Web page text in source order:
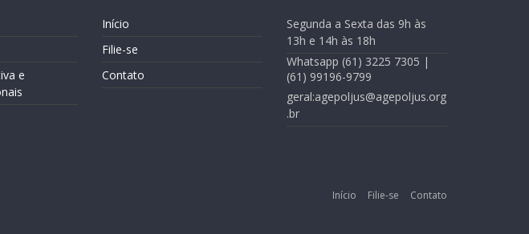
e
Início
Filie-se
Contato
Segunda a Sexta das 9h às
13h e 14h às 18h
Whatsapp (61) 3225 7305 |
(61) 99196-9799
geral:agepoljus@agepoljus.org
.br
Início Filie-se Contato